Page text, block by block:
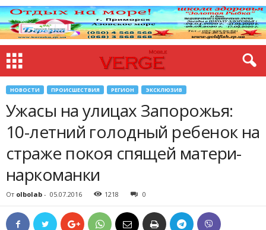
НОВОСТИ ПРОИСШЕСТВИЯ РЕГИОН ЭКСКЛЮЗИВ
Ужасы на улицах Запорожья:
10-летний голодный ребенок на
страже покоя спящей матери-
наркоманки
От olbolab - 05.07.2016 1218 0